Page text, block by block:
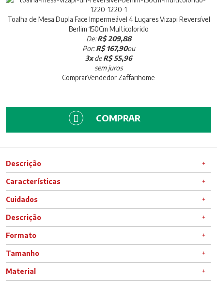
Toalha de Mesa Dupla Face Impermeável 4 Lugares Vizapi Reversível
Berlim 150Cm Multicolorido
De:R$ 209,88
Por:R$ 167,90ou
3xdeR$ 55,96
sem juros
ComprarVendedor Zaffarihome
COMPRAR
Descrição
Características
Cuidados
Descrição
Formato
Tamanho
Material